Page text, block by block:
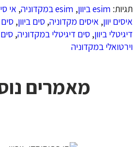
תגיות: esim ביוון , esim במקדוניה , אי
איסים יוון, איסים מקדוניה,סים ביוון,
דיגיטלי ביוון,סים דיגיטלי במקדוניה,סים
וירטואלי במקדוניה
מאמרים